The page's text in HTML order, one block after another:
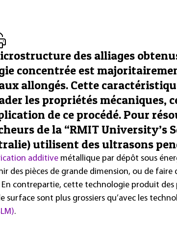
des alliages
concentrée est
allongés. Cette
les propriétés mécaniques,
de ce procédé. Pour
de la “RMIT University’s
utilisent des ultrasons
additive métallique par dépôt sous
des pièces de grande dimension, ou de
En contrepartie, cette technologie produit
surface sont plus grossiers qu’avec les
.